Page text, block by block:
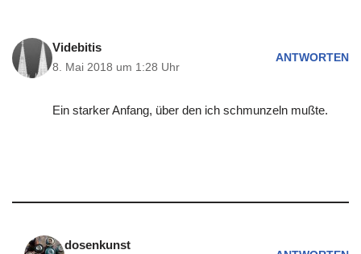
Videbitis
8. Mai 2018 um 1:28 Uhr
ANTWORTEN
Ein starker Anfang, über den ich schmunzeln mußte.
dosenkunst